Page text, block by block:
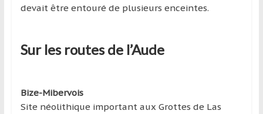
devait être entouré de plusieurs enceintes.
Sur les routes de l’Aude
Bize-Mibervois
Site néolithique important aux Grottes de Las